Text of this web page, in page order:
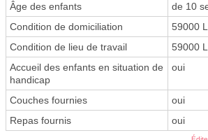
Âge des enfants
de 10
Condition de domiciliation
59000
Condition de lieu de travail
59000
Accueil des enfants en situation de
handicap
oui
Couches fournies
oui
Repas fournis
oui